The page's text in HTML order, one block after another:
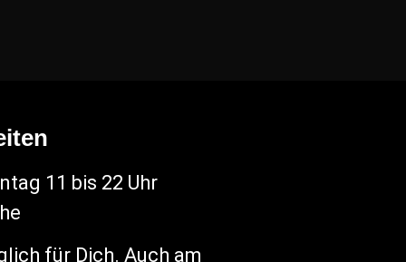
11 bis 22 Uhr
für Dich. Auch am